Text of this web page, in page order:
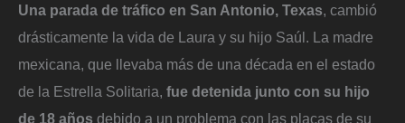
Una parada de tráfico en San Antonio, Texas, cambió
drásticamente la vida de Laura y su hijo Saúl. La madre
mexicana, que llevaba más de una década en el estado
de la Estrella Solitaria, fue detenida junto con su hijo
de 18 años debido a un problema con las placas de su